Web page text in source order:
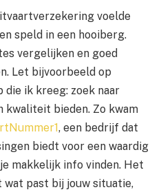
voelde
speld in een hooiberg.
vergelijken en goed
Let bijvoorbeeld op
ik kreeg: zoek naar
kwaliteit bieden. Zo kwam
, een bedrijf dat
biedt voor een waardig
makkelijk info vinden. Het
wat past bij jouw situatie,